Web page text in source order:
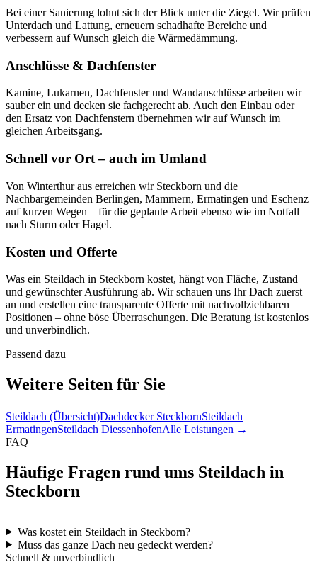
Bei einer Sanierung lohnt sich der Blick unter die Ziegel. Wir prüfen
Unterdach und Lattung, erneuern schadhafte Bereiche und
verbessern auf Wunsch gleich die Wärmedämmung.
Anschlüsse & Dachfenster
Kamine, Lukarnen, Dachfenster und Wandanschlüsse arbeiten wir
sauber ein und decken sie fachgerecht ab. Auch den Einbau oder
den Ersatz von Dachfenstern übernehmen wir auf Wunsch im
gleichen Arbeitsgang.
Schnell vor Ort – auch im Umland
Von Winterthur aus erreichen wir Steckborn und die
Nachbargemeinden Berlingen, Mammern, Ermatingen und Eschenz
auf kurzen Wegen – für die geplante Arbeit ebenso wie im Notfall
nach Sturm oder Hagel.
Kosten und Offerte
Was ein Steildach in Steckborn kostet, hängt von Fläche, Zustand
und gewünschter Ausführung ab. Wir schauen uns Ihr Dach zuerst
an und erstellen eine transparente Offerte mit nachvollziehbaren
Positionen – ohne böse Überraschungen. Die Beratung ist kostenlos
und unverbindlich.
Passend dazu
Weitere Seiten für Sie
Steildach (Übersicht)Dachdecker SteckbornSteildach
ErmatingenSteildach DiessenhofenAlle Leistungen →
FAQ
Häufige Fragen rund ums Steildach in
Steckborn
Was kostet ein Steildach in Steckborn?
Muss das ganze Dach neu gedeckt werden?
Schnell & unverbindlich